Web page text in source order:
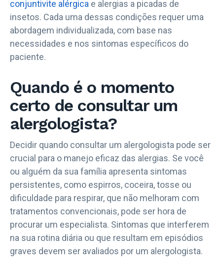
conjuntivite alérgica e alergias a picadas de
insetos. Cada uma dessas condições requer uma
abordagem individualizada, com base nas
necessidades e nos sintomas específicos do
paciente.
Quando é o momento
certo de consultar um
alergologista?
Decidir quando consultar um alergologista pode ser
crucial para o manejo eficaz das alergias. Se você
ou alguém da sua família apresenta sintomas
persistentes, como espirros, coceira, tosse ou
dificuldade para respirar, que não melhoram com
tratamentos convencionais, pode ser hora de
procurar um especialista. Sintomas que interferem
na sua rotina diária ou que resultam em episódios
graves devem ser avaliados por um alergologista.